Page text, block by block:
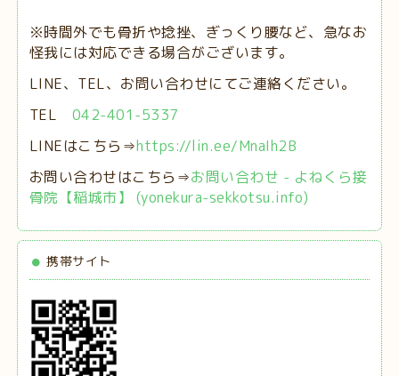
※時間外でも骨折や捻挫、ぎっくり腰など、急なお
怪我には対応できる場合がございます。
LINE、TEL、お問い合わせにてご連絡ください。
TEL 042-401-5337
LINEはこちら⇒https://lin.ee/MnaIh2B
お問い合わせはこちら⇒お問い合わせ - よねくら接
骨院【稲城市】 (yonekura-sekkotsu.info)
携帯サイト